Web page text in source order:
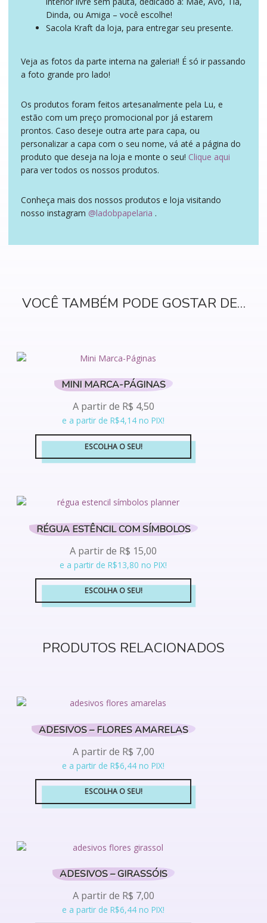
Dinda, ou Amiga – você escolhe!
Sacola Kraft da loja, para entregar seu presente.
Veja as fotos da parte interna na galeria!! É só ir passando
a foto grande pro lado!
Os produtos foram feitos artesanalmente pela Lu, e
estão com um preço promocional por já estarem
prontos. Caso deseje outra arte para capa, ou
personalizar a capa com o seu nome, vá até a página do
produto que deseja na loja e monte o seu! Clique aqui
para ver todos os nossos produtos.
Conheça mais dos nossos produtos e loja visitando
nosso instagram @ladobpapelaria .
VOCÊ TAMBÉM PODE GOSTAR DE…
MINI MARCA-PÁGINAS
A partir de R$ 4,50
e a partir de R$4,14 no PIX!
ESCOLHA O SEU!
Este
várias
As
opções
podem
ser
escolhidas
página
RÉGUA ESTÊNCIL COM SÍMBOLOS
A partir de R$ 15,00
e a partir de R$13,80 no PIX!
ESCOLHA O SEU!
Este
várias
podem
escolhidas
página
do
produto
PRODUTOS RELACIONADOS
ADESIVOS – FLORES AMARELAS
A partir de R$ 7,00
e a partir de R$6,44 no PIX!
ESCOLHA O SEU!
Este
várias
As
opções
podem
ser
ADESIVOS – GIRASSÓIS
A partir de R$ 7,00
e a partir de R$6,44 no PIX!